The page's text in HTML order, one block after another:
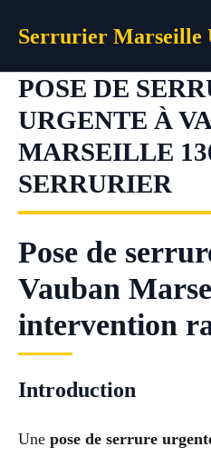
Serrurier Marseille
POSE DE
URGENTE À
MARSEILLE
SERRURIER
Pose de
Vauban
intervention
Introduction
Une pose de serrure